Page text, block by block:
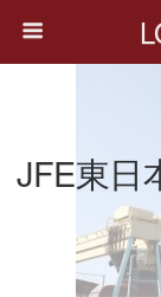
JFE東日